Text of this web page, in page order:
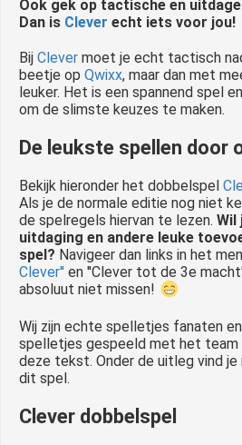
Ook gek op tactische en
Dan is Clever echt iets voor jou!
Bij Clever moet je echt tactisch
beetje op Qwixx, maar dan met
leuker. Het is een spannend spel
om de slimste keuzes te maken.
De leukste spellen door
Bekijk hieronder het dobbelspel
Als je de normale editie nog niet
de spelregels hiervan te lezen. Wil
uitdaging en andere leuke
spel? Navigeer dan links in het
Clever'' en ''Clever tot de 3e
absoluut niet missen!
Wij zijn echte spelletjes fanaten
spelletjes gespeeld met het team
deze tekst. Onder de uitleg vind
dit spel.
Clever dobbelspel